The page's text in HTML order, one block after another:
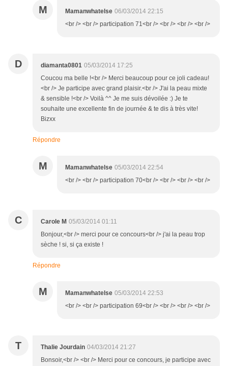
M Mamanwhatelse 06/03/2014 22:15
<br /> <br /> participation 71<br /> <br /> <br /> <br />
D diamanta0801 05/03/2014 17:25
Coucou ma belle !<br /> Merci beaucoup pour ce joli cadeau!
<br /> Je participe avec grand plaisir.<br /> J'ai la peau mixte
& sensible !<br /> Voilà ^^ Je me suis dévoilée :) Je te
souhaite une excellente fin de journée & te dis à très vite!
Bizxx
Répondre
M Mamanwhatelse 05/03/2014 22:54
<br /> <br /> participation 70<br /> <br /> <br /> <br />
C Carole M 05/03/2014 01:11
Bonjour,<br /> merci pour ce concours<br /> j'ai la peau trop
sèche ! si, si ça existe !
Répondre
M Mamanwhatelse 05/03/2014 22:53
<br /> <br /> participation 69<br /> <br /> <br /> <br />
T Thalie Jourdain 04/03/2014 21:27
Bonsoir,<br /> <br /> Merci pour ce concours, je participe avec